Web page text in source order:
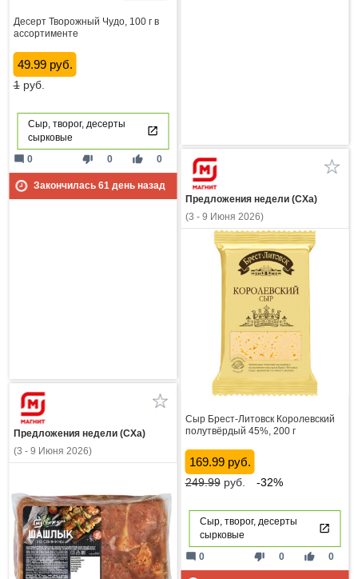
Десерт Творожный Чудо, 100 г в
ассортименте
49.99 руб.
1руб.
Сыр, творог, десерты
сырковые
thumb_down 0 thumb_up 0
mode_comment 0
Закончилась 61день назад
Предложения недели (СХа)
(3 - 9 Июня 2026)
Сыр Брест-Литовск Королевский
полутвёрдый 45%, 200 г
169.99 руб.
249.99руб. -32%
Сыр, творог, десерты
сырковые
thumb_down 0 thumb_up 0
mode_comment 0
Предложения недели (СХа)
(3 - 9 Июня 2026)